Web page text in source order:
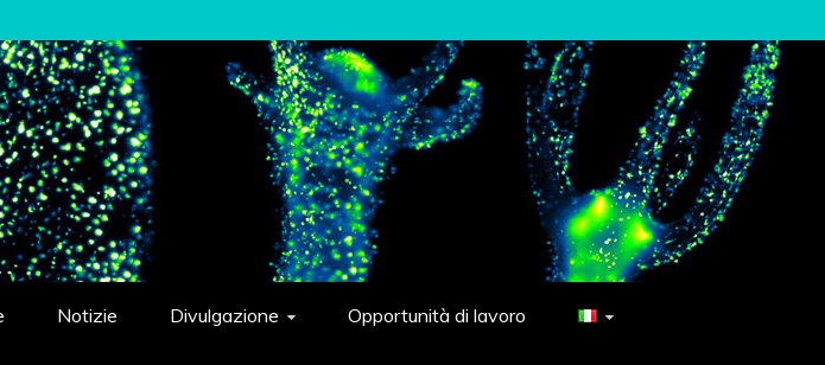
Caianiello"
Notizie Divulgazione Opportunità di lavoro